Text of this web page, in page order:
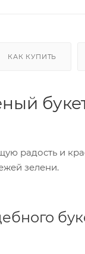
КАК КУПИТЬ
радость и
зелени.